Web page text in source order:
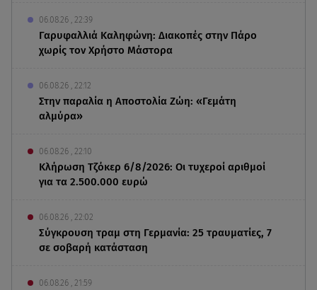
06.08.26 , 22:39
Γαρυφαλλιά Καληφώνη: Διακοπές στην Πάρο
χωρίς τον Χρήστο Μάστορα
06.08.26 , 22:12
Στην παραλία η Αποστολία Ζώη: «Γεμάτη
αλμύρα»
06.08.26 , 22:10
Κλήρωση Τζόκερ 6/8/2026: Οι τυχεροί αριθμοί
για τα 2.500.000 ευρώ
06.08.26 , 22:02
Σύγκρουση τραμ στη Γερμανία: 25 τραυματίες, 7
σε σοβαρή κατάσταση
06.08.26 , 21:59